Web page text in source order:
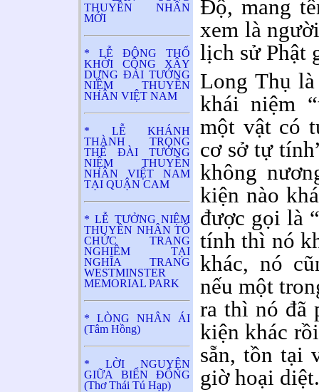
THUYỀN NHÂN
MỚI
* LỄ ĐỘNG THỔ
KHỞI CÔNG XÂY
DỰNG ĐÀI TƯỞNG
NIỆM THUYỀN
NHÂN VIỆT NAM
* LỄ KHÁNH
THÀNH TRỌNG
THỂ ĐÀI TƯỞNG
NIỆM THUYỀN
NHÂN VIỆT NAM
TẠI QUẬN CAM
* LỄ TƯỞNG NIỆM
THUYỀN NHÂN TỔ
CHỨC TRANG
NGHIÊM TẠI
NGHĨA TRANG
WESTMINSTER
MEMORIAL PARK
* LÒNG NHÂN ÁI
(Tâm Hồng)
* LỜI NGUYỆN
GIỮA BIỂN ĐÔNG
(Thơ Thái Tú Hạp)
Độ, mang
xem là
lịch sử Phật
Long Thụ
khái niệm
một vật có
cơ sở tự
không
kiện nào
được gọi là
tính thì nó
khác, nó
nếu một
ra thì nó đã
kiện khác
sẵn, tồn tại
giờ hoại